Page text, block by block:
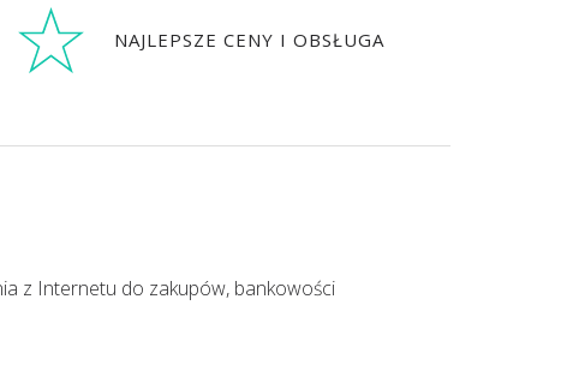
NAJLEPSZE CENY I OBSŁUGA
z Internetu do zakupów, bankowości